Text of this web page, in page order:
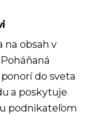
na obsah v
do sveta
a poskytuje
podnikateľom